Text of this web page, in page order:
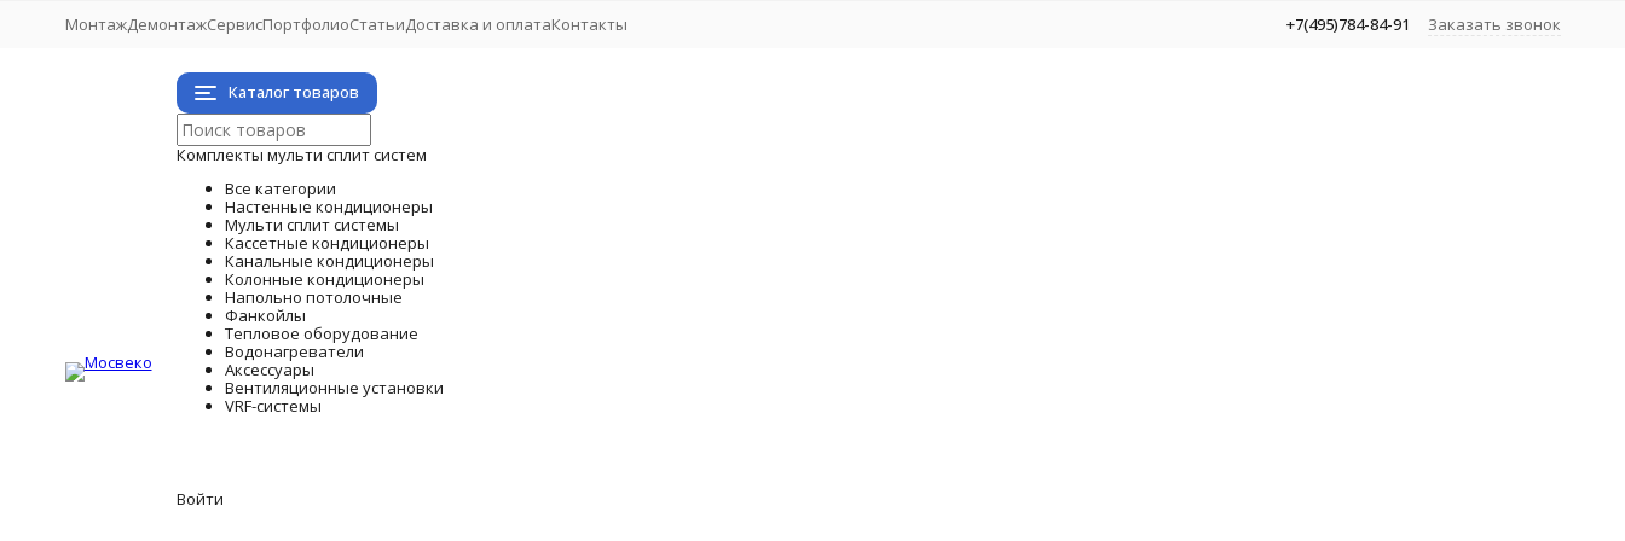
МонтажДемонтажСервисПортфолиоСтатьиДоставка и оплатаКонтакты +7(495)784-84-91 Заказать звонок
Каталог товаров
Комплекты мульти сплит систем
Все категории
Настенные кондиционеры
Мульти сплит системы
Кассетные кондиционеры
Канальные кондиционеры
Колонные кондиционеры
Напольно потолочные
Фанкойлы
Тепловое оборудование
Водонагреватели
Аксессуары
Вентиляционные установки
VRF-системы
Войти